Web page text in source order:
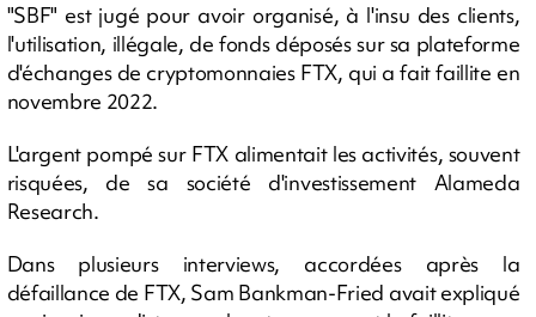
"SBF" est jugé pour avoir organisé, à l'insu des clients,
l'utilisation, illégale, de fonds déposés sur sa plateforme
d'échanges de cryptomonnaies FTX, qui a fait faillite en
novembre 2022.
L'argent pompé sur FTX alimentait les activités, souvent
risquées, de sa société d'investissement Alameda
Research.
Dans plusieurs interviews, accordées après la
défaillance de FTX, Sam Bankman-Fried avait expliqué